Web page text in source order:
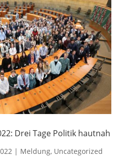
Drei Tage Politik hautnah
| Meldung, Uncategorized